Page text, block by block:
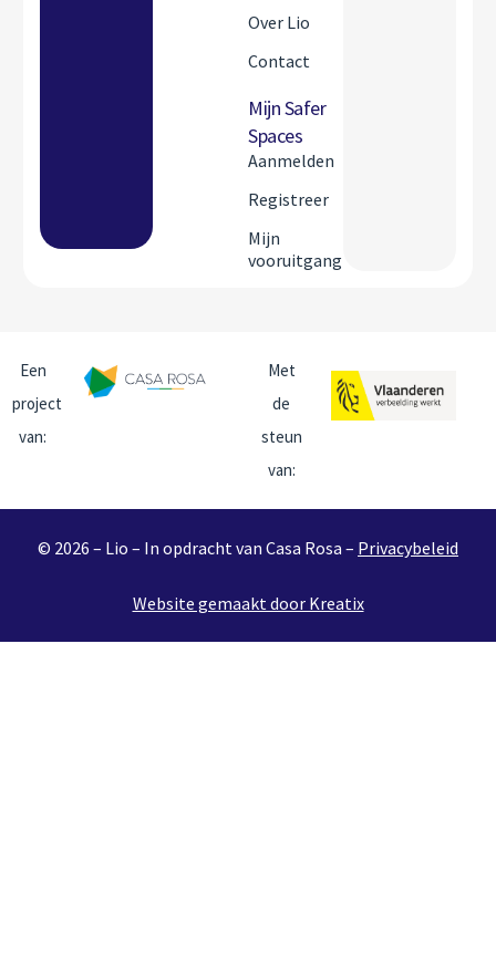
Over Lio
Contact
Mijn Safer
Spaces
Aanmelden
Registreer
Mijn
vooruitgang
Een
project
van:
Met
de
steun
van:
© 2026 – Lio – In opdracht van Casa Rosa – Privacybeleid
Website gemaakt door Kreatix